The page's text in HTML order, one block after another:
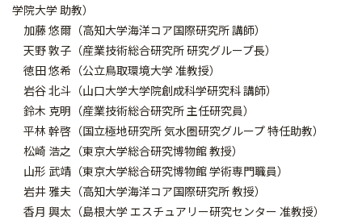
学院大学 助教）
加藤 悠爾（高知大学海洋コア国際研究所 講師）
天野 敦子（産業技術総合研究所 研究グループ長）
徳田 悠希（公立鳥取環境大学 准教授）
岩谷 北斗（山口大学大学院創成科学研究科 講師）
鈴木 克明（産業技術総合研究所 主任研究員）
平林 幹啓（国立極地研究所 気水圏研究グループ 特任助教）
松崎 浩之（東京大学総合研究博物館 教授）
山形 武靖（東京大学総合研究博物館 学術専門職員）
岩井 雅夫（高知大学海洋コア国際研究所 教授）
香月 興太（島根大学 エスチュアリー研究センター 准教授）